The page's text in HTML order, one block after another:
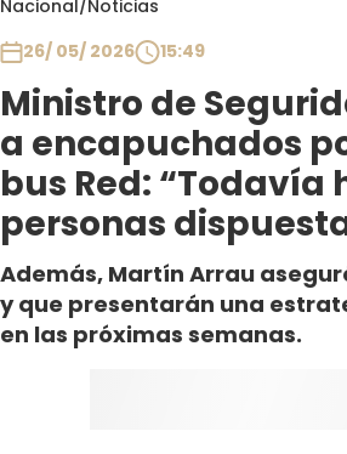
Nacional/Noticias
26/ 05/ 2026
15:49
Ministro de
a encapuchados
bus Red: “Todavía
personas
Además, Martín Arrau
y que presentarán una
en las próximas semanas.
Club De La Comedia
Contigo en Directo
Plan Perfecto
El Tiempo
Sabingo
Todos Los Programas